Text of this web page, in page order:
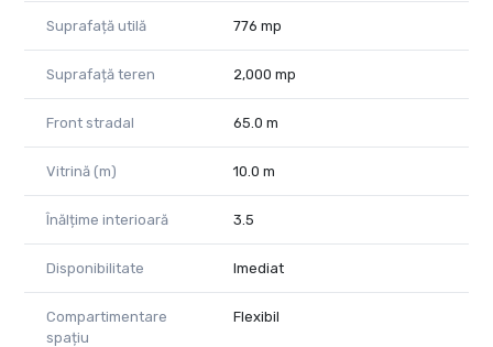
Suprafață utilă 776 mp
Suprafață teren 2,000 mp
Front stradal 65.0 m
Vitrină (m) 10.0 m
Înălțime interioară 3.5
Disponibilitate Imediat
Compartimentare
spațiu
Flexibil